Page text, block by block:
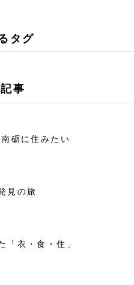
タグ
事
砺に住みたい
見の旅
「衣・食・住」